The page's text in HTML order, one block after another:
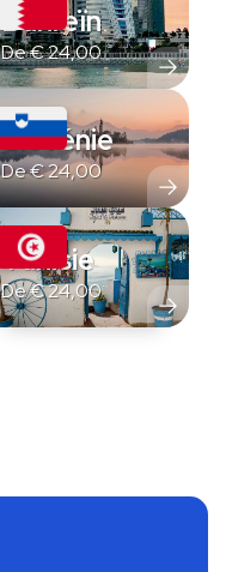
Bahreïn
De€24,00
Slovénie
De€24,00
Tunisie
De€24,00